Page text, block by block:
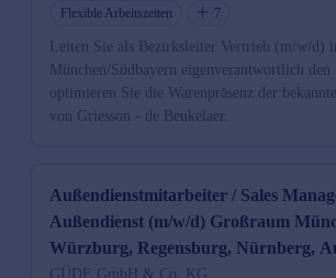
Flexible Arbeitszeiten
7
Leiten Sie als Bezirksleiter Vertrieb (m/w/d)
München/Südbayern eigenverantwortlich den
optimieren Sie die Warenpräsenz der
von Griesson - de Beukelaer.
Außendienstmitarbeiter / Sales
Außendienst (m/w/d) Großraum
Würzburg, Regensburg, Nürnberg,
GÜDE GmbH & Co. KG